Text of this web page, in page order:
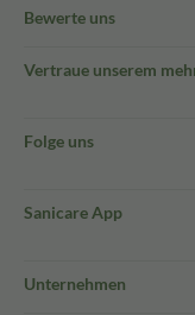
Bewerte uns
Vertraue unserem
Folge uns
Sanicare App
Unternehmen